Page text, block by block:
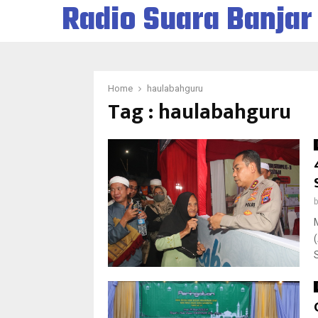
Radio Suara Banjar
Home haulabahguru
Tag : haulabahguru